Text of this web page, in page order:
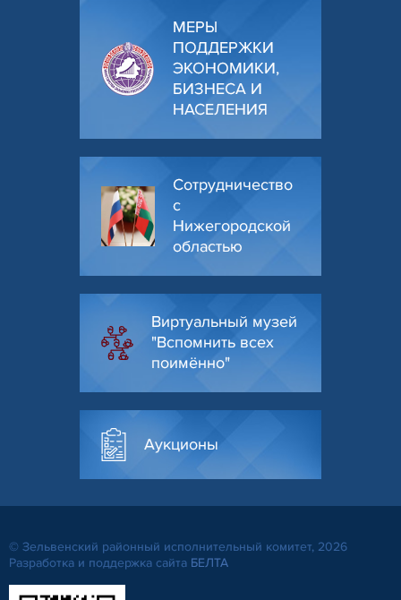
МЕРЫ
ПОДДЕРЖКИ
ЭКОНОМИКИ,
БИЗНЕСА И
НАСЕЛЕНИЯ
Сотрудничество
с
Нижегородской
областью
Виртуальный музей
"Вспомнить всех
поимённо"
Аукционы
© Зельвенский районный исполнительный комитет, 2026
Разработка и поддержка сайта БЕЛТА